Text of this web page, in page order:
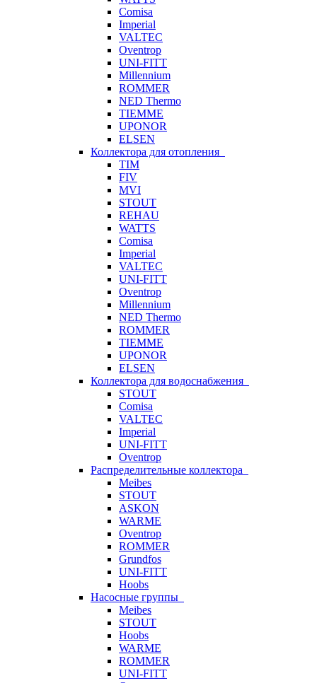
Comisa
Imperial
VALTEC
Oventrop
UNI-FITT
Millennium
ROMMER
NED Thermo
TIEMME
UPONOR
ELSEN
Коллектора для отопления
TIM
FIV
MVI
STOUT
REHAU
WATTS
Comisa
Imperial
VALTEC
UNI-FITT
Oventrop
Millennium
NED Thermo
ROMMER
TIEMME
UPONOR
ELSEN
Коллектора для водоснабжения
STOUT
Comisa
VALTEC
Imperial
UNI-FITT
Oventrop
Распределительные коллектора
Meibes
STOUT
ASKON
WARME
Oventrop
ROMMER
Grundfos
UNI-FITT
Hoobs
Насосные группы
Meibes
STOUT
Hoobs
WARME
ROMMER
UNI-FITT